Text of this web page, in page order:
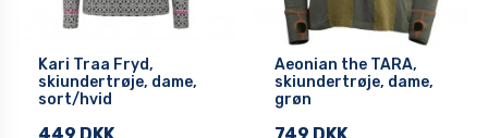
Kari Traa Fryd,
skiundertrøje, dame,
sort/hvid
Aeonian the TARA,
skiundertrøje, dame,
grøn